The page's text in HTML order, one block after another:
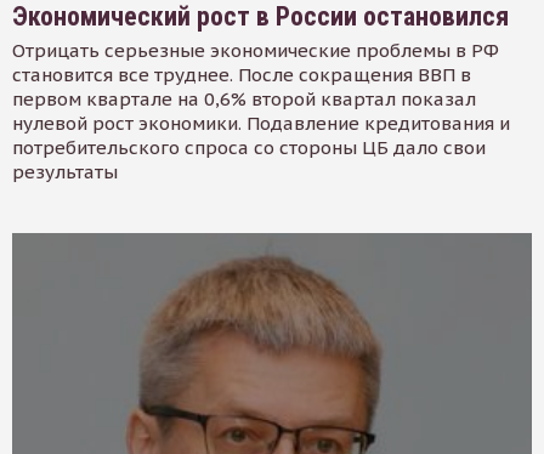
Экономический рост в России остановился
Отрицать серьезные экономические проблемы в РФ
становится все труднее. После сокращения ВВП в
первом квартале на 0,6% второй квартал показал
нулевой рост экономики. Подавление кредитования и
потребительского спроса со стороны ЦБ дало свои
результаты